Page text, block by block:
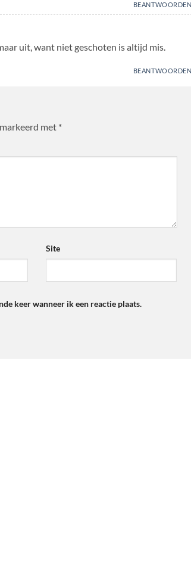
BEANTWOORDEN
uit, want niet geschoten is altijd mis.
BEANTWOORDEN
met *
Site
keer wanneer ik een reactie plaats.